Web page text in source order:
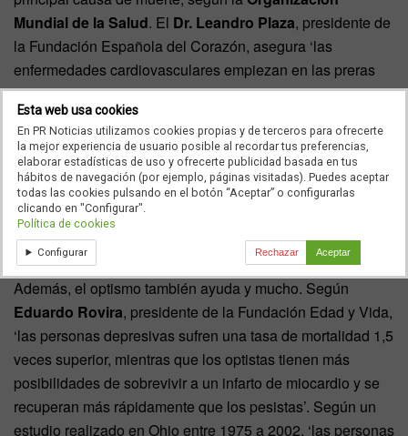
Mundial de la Salud. El Dr. Leandro Plaza, presidente de
la Fundación Española del Corazón, asegura ‘las
enfermedades cardiovasculares empiezan en las preras
décadas de la vida y es entonces cuando tenemos que
educar en alentación y llevar una vida activa’.
La mente también juega un papel fundamental en el
envejeciento. Según un estudio realizado la
de Londres, las personas que tienen y se plantean
proyectos, alcanzan, de media, siete años más de vida.
Además, el optismo también ayuda y mucho. Según
Eduardo Rovira, presidente de la Fundación Edad y Vida,
‘las personas depresivas sufren una tasa de mortalidad 1,5
veces superior, mientras que los optistas tienen más
posibilidades de sobrevivir a un infarto de miocardio y se
recuperan más rápidamente que los pesistas’. Según un
estudio realizado en Ohio entre 1975 a 2002, ‘las personas
Esta web usa cookies
En PR Noticias utilizamos cookies propias y de terceros para ofrecerte
la mejor experiencia de usuario posible al recordar tus preferencias,
elaborar estadísticas de uso y ofrecerte publicidad basada en tus
hábitos de navegación (por ejemplo, páginas visitadas). Puedes aceptar
todas las cookies pulsando en el botón “Aceptar” o configurarlas
clicando en "Configurar".
Política de cookies
Configurar Rechazar Aceptar